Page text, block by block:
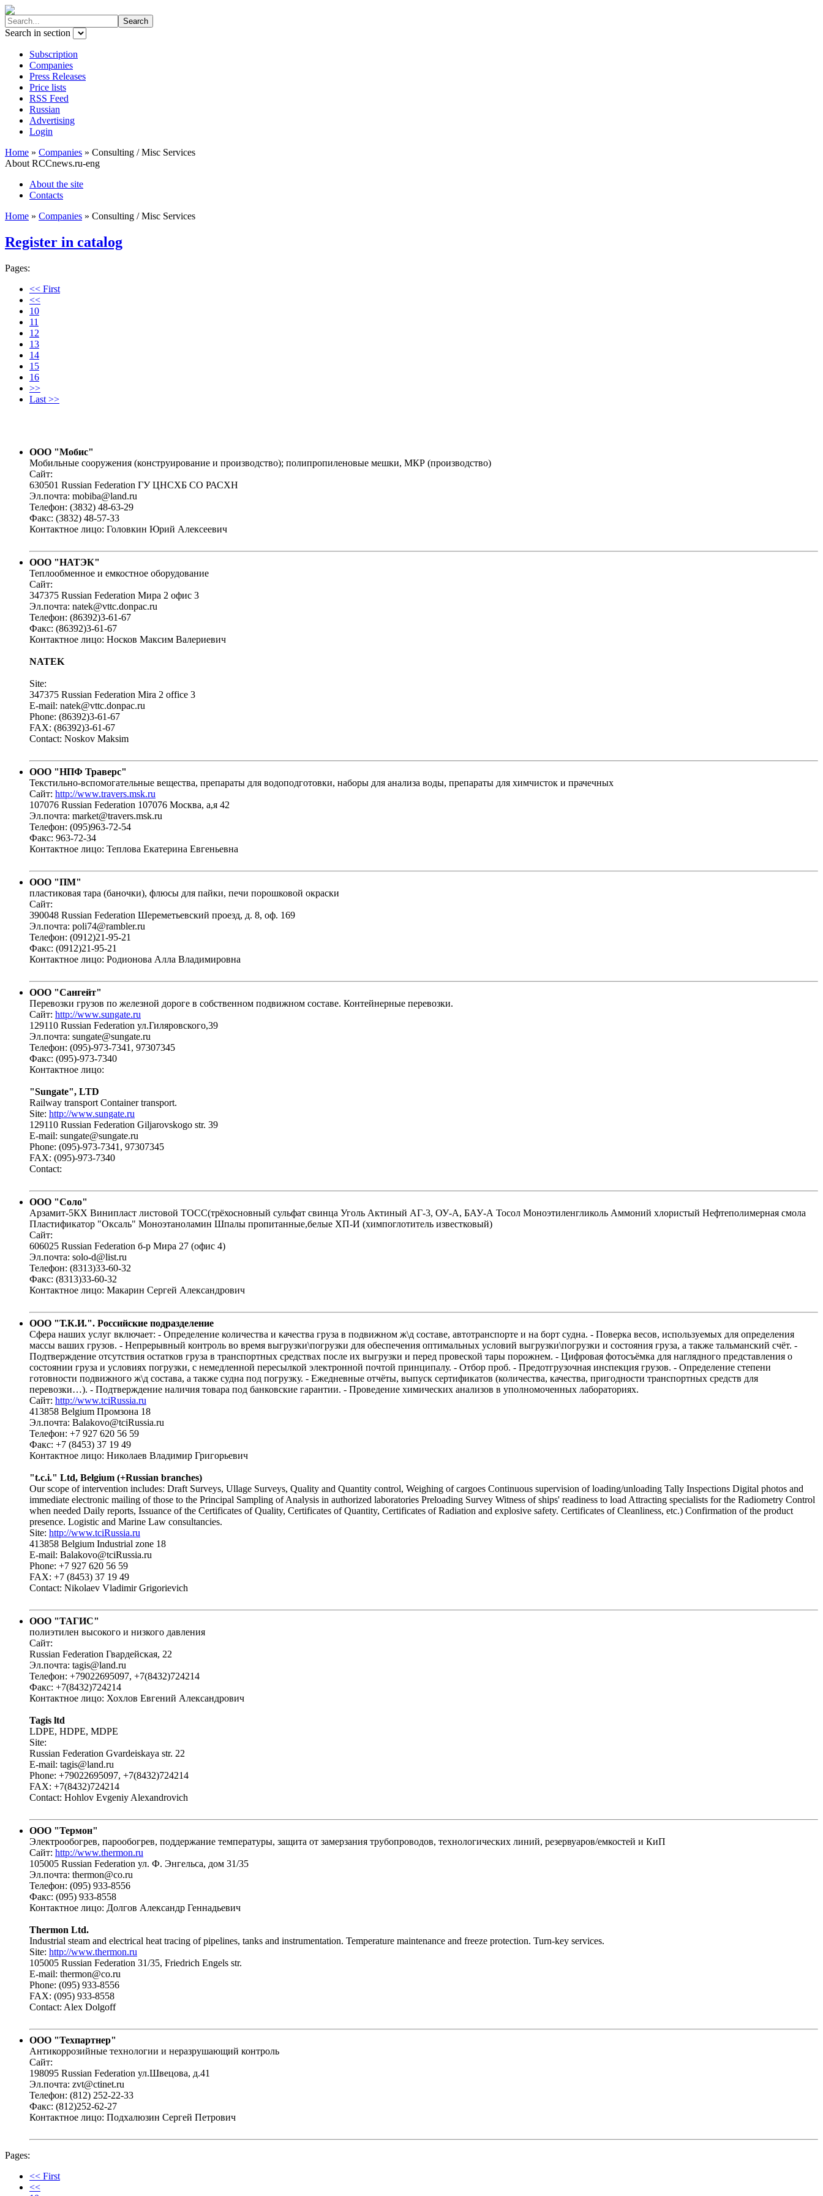
Search in section
Subscription
Companies
Press Releases
Price lists
RSS Feed
Russian
Advertising
Login
Home » Companies » Consulting / Misc Services
About RCCnews.ru-eng
About the site
Contacts
Home » Companies » Consulting / Misc Services
Register in catalog
Pages:
<< First
<<
10
11
12
13
14
15
16
>>
Last >>
ООО "Мобис"
Мобильные сооружения (конструирование и производство); полипропиленовые мешки, МКР (производство)
Сайт:
630501 Russian Federation ГУ ЦНСХБ СО РАСХН
Эл.почта: mobiba@land.ru
Телефон: (3832) 48-63-29
Факс: (3832) 48-57-33
Контактное лицо: Головкин Юрий Алексеевич
ООО "НАТЭК"
Теплообменное и емкостное оборудование
Сайт:
347375 Russian Federation Мира 2 офис 3
Эл.почта: natek@vttc.donpac.ru
Телефон: (86392)3-61-67
Факс: (86392)3-61-67
Контактное лицо: Носков Максим Валериевич
NATEK
Site:
347375 Russian Federation Mira 2 office 3
E-mail: natek@vttc.donpac.ru
Phone: (86392)3-61-67
FAX: (86392)3-61-67
Contact: Noskov Maksim
ООО "НПФ Траверс"
Текстильно-вспомогательные вещества, препараты для водоподготовки, наборы для анализа воды, препараты для химчисток и прачечных
Сайт: http://www.travers.msk.ru
107076 Russian Federation 107076 Москва, а,я 42
Эл.почта: market@travers.msk.ru
Телефон: (095)963-72-54
Факс: 963-72-34
Контактное лицо: Теплова Екатерина Евгеньевна
ООО "ПМ"
пластиковая тара (баночки), флюсы для пайки, печи порошковой окраски
Сайт:
390048 Russian Federation Шереметьевский проезд, д. 8, оф. 169
Эл.почта: poli74@rambler.ru
Телефон: (0912)21-95-21
Факс: (0912)21-95-21
Контактное лицо: Родионова Алла Владимировна
ООО "Сангейт"
Перевозки грузов по железной дороге в собственном подвижном составе. Контейнерные перевозки.
Сайт: http://www.sungate.ru
129110 Russian Federation ул.Гиляровского,39
Эл.почта: sungate@sungate.ru
Телефон: (095)-973-7341, 97307345
Факс: (095)-973-7340
Контактное лицо:
"Sungate", LTD
Railway transport Container transport.
Site: http://www.sungate.ru
129110 Russian Federation Giljarovskogo str. 39
E-mail: sungate@sungate.ru
Phone: (095)-973-7341, 97307345
FAX: (095)-973-7340
Contact:
ООО "Соло"
Арзамит-5КХ Винипласт листовой ТОСС(трёхосновный сульфат свинца Уголь Актиный АГ-3, ОУ-А, БАУ-А Тосол Моноэтиленгликоль Аммоний хлористый Нефтеполимерная смола
Пластификатор "Оксаль" Моноэтаноламин Шпалы пропитанные,белые ХП-И (химпоглотитель известковый)
Сайт:
606025 Russian Federation б-р Мира 27 (офис 4)
Эл.почта: solo-d@list.ru
Телефон: (8313)33-60-32
Факс: (8313)33-60-32
Контактное лицо: Макарин Сергей Александрович
ООО "Т.К.И.". Российские подразделение
Сфера наших услуг включает: - Определение количества и качества груза в подвижном ж\д составе, автотранспорте и на борт судна. - Поверка весов, используемых для определения
массы ваших грузов. - Непрерывный контроль во время выгрузки\погрузки для обеспечения оптимальных условий выгрузки\погрузки и состояния груза, а также тальманский счёт. -
Подтверждение отсутствия остатков груза в транспортных средствах после их выгрузки и перед провеской тары порожнем. - Цифровая фотосъёмка для наглядного представления о
состоянии груза и условиях погрузки, с немедленной пересылкой электронной почтой принципалу. - Отбор проб. - Предотгрузочная инспекция грузов. - Определение степени
готовности подвижного ж\д состава, а также судна под погрузку. - Ежедневные отчёты, выпуск сертификатов (количества, качества, пригодности транспортных средств для
перевозки…). - Подтверждение наличия товара под банковские гарантии. - Проведение химических анализов в уполномоченных лабораториях.
Сайт: http://www.tciRussia.ru
413858 Belgium Промзона 18
Эл.почта: Balakovo@tciRussia.ru
Телефон: +7 927 620 56 59
Факс: +7 (8453) 37 19 49
Контактное лицо: Николаев Владимир Григорьевич
"t.c.i." Ltd, Belgium (+Russian branches)
Our scope of intervention includes: Draft Surveys, Ullage Surveys, Quality and Quantity control, Weighing of cargoes Continuous supervision of loading/unloading Tally Inspections Digital photos and
immediate electronic mailing of those to the Principal Sampling of Analysis in authorized laboratories Preloading Survey Witness of ships' readiness to load Attracting specialists for the Radiometry Control
when needed Daily reports, Issuance of the Certificates of Quality, Certificates of Quantity, Certificates of Radiation and explosive safety. Certificates of Cleanliness, etc.) Confirmation of the product
presence. Logistic and Marine Law consultancies.
Site: http://www.tciRussia.ru
413858 Belgium Industrial zone 18
E-mail: Balakovo@tciRussia.ru
Phone: +7 927 620 56 59
FAX: +7 (8453) 37 19 49
Contact: Nikolaev Vladimir Grigorievich
ООО "ТАГИС"
полиэтилен высокого и низкого давления
Сайт:
Russian Federation Гвардейская, 22
Эл.почта: tagis@land.ru
Телефон: +79022695097, +7(8432)724214
Факс: +7(8432)724214
Контактное лицо: Хохлов Евгений Александрович
Tagis ltd
LDPE, HDPE, MDPE
Site:
Russian Federation Gvardeiskaya str. 22
E-mail: tagis@land.ru
Phone: +79022695097, +7(8432)724214
FAX: +7(8432)724214
Contact: Hohlov Evgeniy Alexandrovich
ООО "Термон"
Электрообогрев, парообогрев, поддержание температуры, защита от замерзания трубопроводов, технологических линий, резервуаров/емкостей и КиП
Сайт: http://www.thermon.ru
105005 Russian Federation ул. Ф. Энгельса, дом 31/35
Эл.почта: thermon@co.ru
Телефон: (095) 933-8556
Факс: (095) 933-8558
Контактное лицо: Долгов Александр Геннадьевич
Thermon Ltd.
Industrial steam and electrical heat tracing of pipelines, tanks and instrumentation. Temperature maintenance and freeze protection. Turn-key services.
Site: http://www.thermon.ru
105005 Russian Federation 31/35, Friedrich Engels str.
E-mail: thermon@co.ru
Phone: (095) 933-8556
FAX: (095) 933-8558
Contact: Alex Dolgoff
ООО "Техпартнер"
Антикоррозийные технологии и неразрушающий контроль
Сайт:
198095 Russian Federation ул.Швецова, д.41
Эл.почта: zvt@ctinet.ru
Телефон: (812) 252-22-33
Факс: (812)252-62-27
Контактное лицо: Подхалюзин Сергей Петрович
Pages:
<< First
<<